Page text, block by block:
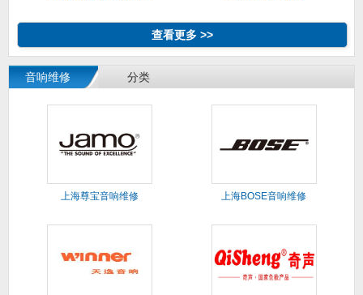
查看更多 >>
音响维修 分类
上海尊宝音响维修 上海BOSE音响维修